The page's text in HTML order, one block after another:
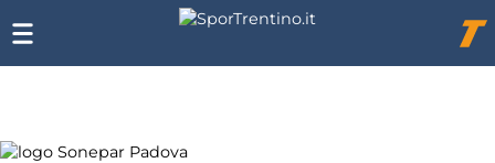
Chi
siamo
Affiliazione